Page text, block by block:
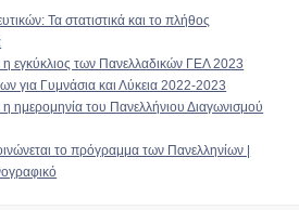
Τα στατιστικά και το πλήθος
εγκύκλιος των Πανελλαδικών ΓΕΛ 2023
για Γυμνάσια και Λύκεια 2022-2023
ημερομηνία του Πανελλήνιου Διαγωνισμού
το πρόγραμμα των Πανελληνίων |